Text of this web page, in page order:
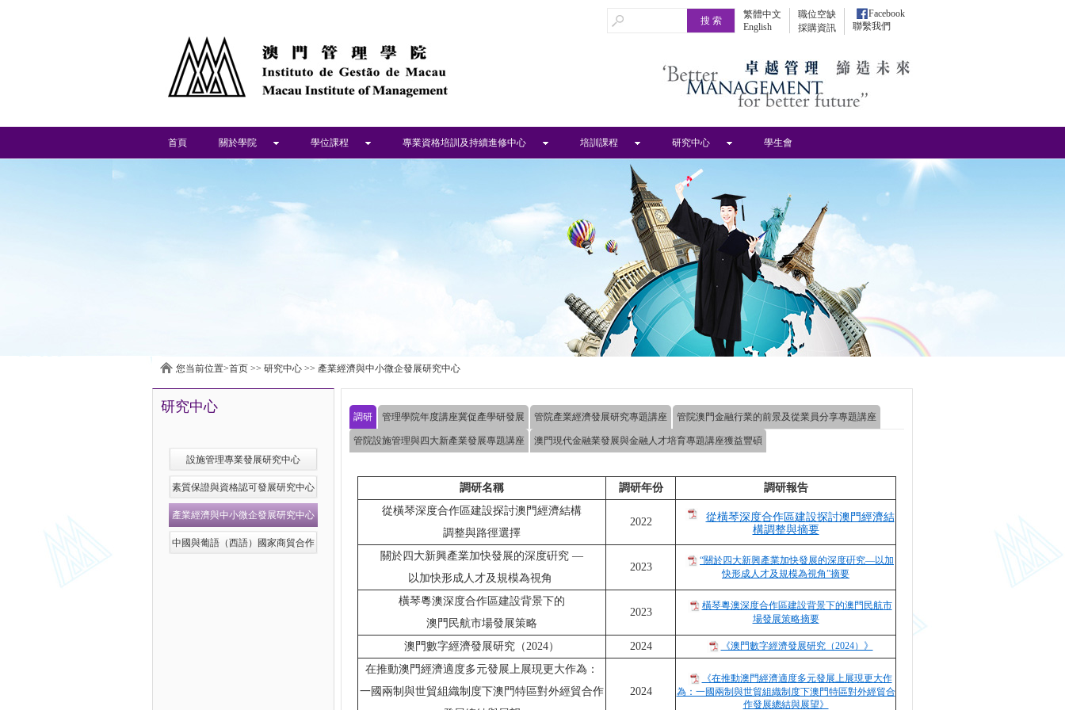
繁體中文
English
職位空缺
採購資訊
Facebook
聯繫我們
首頁 關於學院 學位課程 專業資格培訓及持續進修中心 培訓課程 研究中心 學生會
您当前位置>首页 >> 研究中心 >> 產業經濟與中小微企發展研究中心
研究中心
設施管理專業發展研究中心
素質保證與資格認可發展研究中心
產業經濟與中小微企發展研究中心
中國與葡語（西語）國家商貿合作
調研 管理學院年度講座冀促產學研發展 管院產業經濟發展研究專題講座 管院澳門金融行業的前景及從業員分享專題講座
管院設施管理與四大新產業發展專題講座 澳門現代金融業發展與金融人才培育專題講座獲益豐碩
調研名稱 調研年份
調研報告
從橫琴深度合作區建設探討澳門經濟結構
調整與路徑選擇
2022
從橫琴深度合作區建設探討澳門經濟結
構調整與摘要
關於四大新興產業加快發展的深度硏究 —
以加快形成人才及規模為視角
2023
“關於四大新興產業加快發展的深度硏究—以加
快形成人才及規模為視角”摘要
橫琴粵澳深度合作區建設背景下的
澳門民航市場發展策略
2023
橫琴粵澳深度合作區建設背景下的澳門民航市
場發展策略摘要
澳門數字經濟發展研究（2024） 2024 《澳門數字經濟發展研究（2024）》
在推動澳門經濟適度多元發展上展現更大作為：
一國兩制與世貿組織制度下澳門特區對外經貿合作
2024
《在推動澳門經濟適度多元發展上展現更大作
為：一國兩制與世貿組織制度下澳門特區對外經貿合
作發展總結與展望》